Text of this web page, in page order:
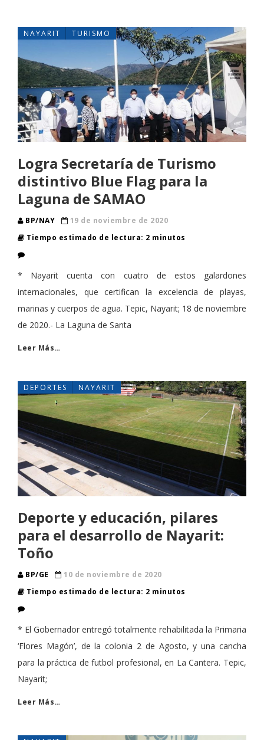
NAYARIT TURISMO
Logra Secretaría de Turismo
distintivo Blue Flag para la
Laguna de SAMAO
BP/NAY
19 de noviembre de 2020
Tiempo estimado de lectura: 2 minutos
* Nayarit cuenta con cuatro de estos galardones
internacionales, que certifican la excelencia de playas,
marinas y cuerpos de agua. Tepic, Nayarit; 18 de noviembre
de 2020.- La Laguna de Santa
Leer Más…
DEPORTES NAYARIT
Deporte y educación, pilares
para el desarrollo de Nayarit:
Toño
BP/GE
10 de noviembre de 2020
Tiempo estimado de lectura: 2 minutos
* El Gobernador entregó totalmente rehabilitada la Primaria
‘Flores Magón’, de la colonia 2 de Agosto, y una cancha
para la práctica de futbol profesional, en La Cantera. Tepic,
Nayarit;
Leer Más…